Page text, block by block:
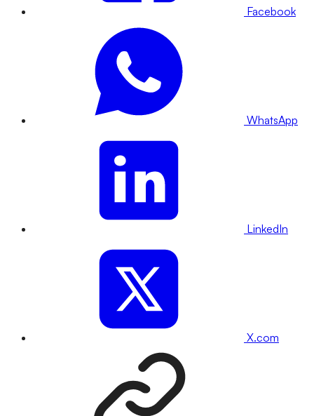
Facebook
WhatsApp
LinkedIn
X.com